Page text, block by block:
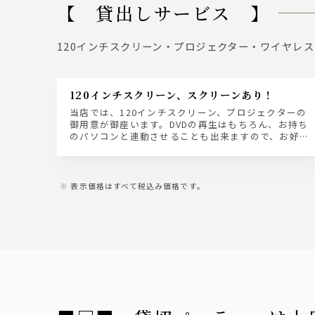
【 貸出しサービス 】
120インチスクリーン・プロジェクター・ワイヤ
120インチスクリーン、スクリーンあり！
当店では、120インチスクリーン、プロジェクターの
御用意が御座います。DVDの再生はもちろん、お持ち
のパソコンと連動させることも出来ますので、お好
表示価格はすべて税込み価格です。